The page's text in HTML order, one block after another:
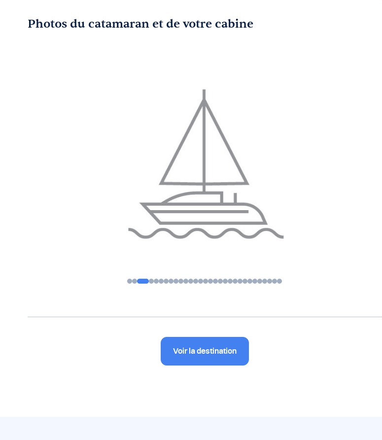
Photos du catamaran et de votre cabine
Voir la destination